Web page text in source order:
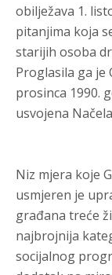
obilježava 1.
pitanjima koja
starijih osoba
Proglasila ga je
prosinca 1990.
usvojena
Niz mjera koje
usmjeren je
građana treće
najbrojnija
socijalnog